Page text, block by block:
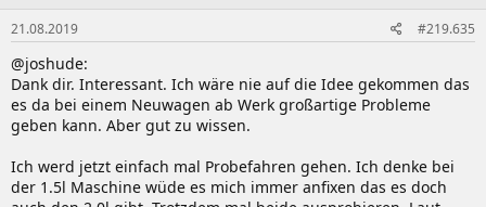
21.08.2019 #219.635
@joshude:
Dank dir. Interessant. Ich wäre nie auf die Idee gekommen das
es da bei einem Neuwagen ab Werk großartige Probleme
geben kann. Aber gut zu wissen.
Ich werd jetzt einfach mal Probefahren gehen. Ich denke bei
der 1.5l Maschine wüde es mich immer anfixen das es doch